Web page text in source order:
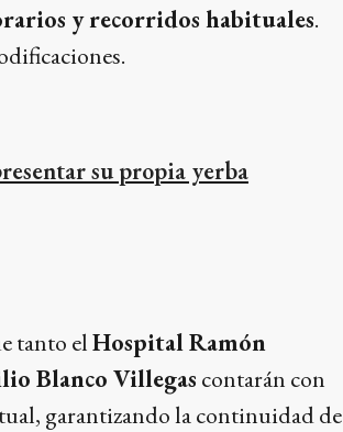
y recorridos habituales.
su propia yerba
tanto elHospital Ramón
Blanco Villegas contarán con
garantizando la continuidad de